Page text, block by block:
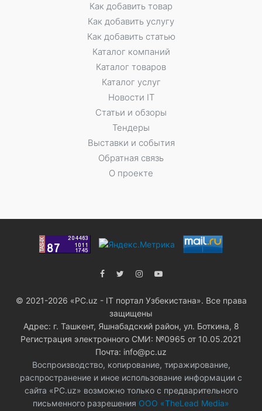
Как добавить товар
Как добавить услугу
Как добавить статью
Каталог компаний
Каталог товаров
Каталог услуг
Новости IT
Статьи и обзоры
Тендеры
Выставки и события
Обратная связь
О проекте
© 2021-2026 «PC.uz - IT портал Узбекистана». Все права
защищены
Адрес: г. Ташкент, Яшнабадский район, ул. Боткина, 8
Регистрация электронного СМИ: №0965 от 10.05.2021
Почта: info@pc.uz
Воспроизводство, копирование, тиражирование,
распространение и иное использование информации с
сайта «PC.uz» возможно только с предварительного
письменного разрешения ООО «TheLead Media»